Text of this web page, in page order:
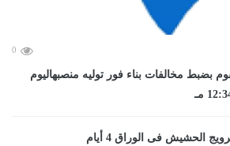
0
بضبط مخالفات بناء فور توليه منصبهاليوم